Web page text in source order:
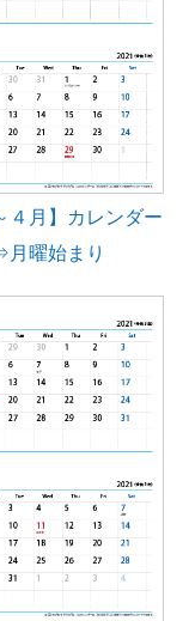
４月】カレンダー
月曜始まり